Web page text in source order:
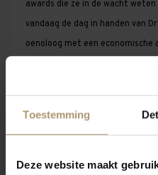
Toestemming
Deze website maakt
awards die ze in de wacht
vandaag de dag in handen van
oenoloog met een economische
De druiven worden eind